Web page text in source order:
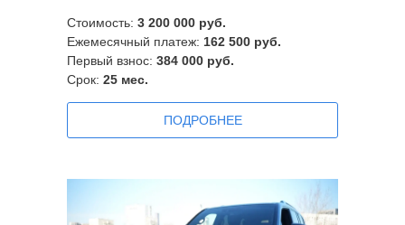
Стоимость: 3 200 000 руб.
Ежемесячный платеж: 162 500 руб.
Первый взнос: 384 000 руб.
Срок: 25 мес.
ПОДРОБНЕЕ